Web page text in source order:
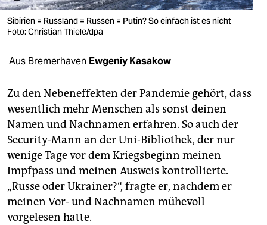
verlag
verlag
veranstaltungen
fragen & hilfe
unterstützen
abo
genossenschaft
epaper login
Sibirien = Russland = Russen = Putin? So einfach ist es nicht
Foto: Christian Thiele/dpa
Aus Bremerhaven Ewgeniy Kasakow
Zu den Nebeneffekten der Pandemie gehört, dass
wesentlich mehr Menschen als sonst deinen
Namen und Nachnamen erfahren. So auch der
Security-Mann an der Uni-Bibliothek, der nur
wenige Tage vor dem Kriegsbeginn meinen
Impfpass und meinen Ausweis kontrollierte.
„Russe oder Ukrainer?“, fragte er, nachdem er
meinen Vor- und Nachnamen mühevoll
vorgelesen hatte.